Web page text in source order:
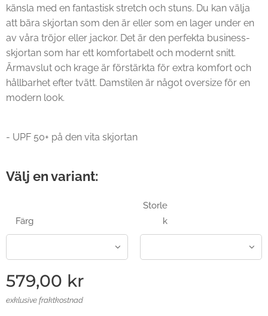
känsla med en fantastisk stretch och stuns. Du kan välja
att bära skjortan som den är eller som en lager under en
av våra tröjor eller jackor. Det är den perfekta business-
skjortan som har ett komfortabelt och modernt snitt.
Ärmavslut och krage är förstärkta för extra komfort och
hållbarhet efter tvätt. Damstilen är något oversize för en
modern look.
- UPF 50+ på den vita skjortan
Välj en variant:
Färg
Storle
k
579,00 kr
exklusive fraktkostnad